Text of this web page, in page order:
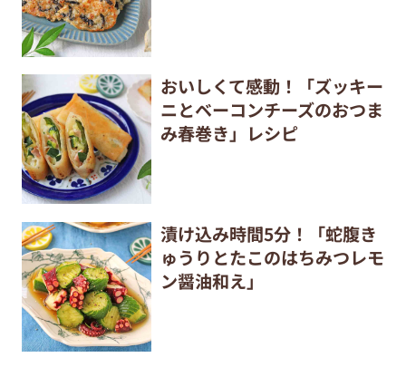
おいしくて感動！「ズッキー
ニとベーコンチーズのおつま
み春巻き」レシピ
漬け込み時間5分！「蛇腹き
ゅうりとたこのはちみつレモ
ン醤油和え」